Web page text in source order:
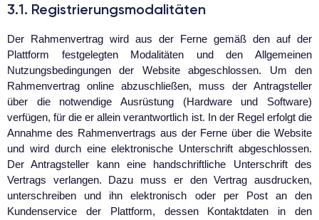
3.1. Registrierungsmodalitäten
Der Rahmenvertrag wird aus der Ferne gemäß den auf der
Plattform festgelegten Modalitäten und den Allgemeinen
Nutzungsbedingungen der Website abgeschlossen. Um den
Rahmenvertrag online abzuschließen, muss der Antragsteller
über die notwendige Ausrüstung (Hardware und Software)
verfügen, für die er allein verantwortlich ist. In der Regel erfolgt die
Annahme des Rahmenvertrags aus der Ferne über die Website
und wird durch eine elektronische Unterschrift abgeschlossen.
Der Antragsteller kann eine handschriftliche Unterschrift des
Vertrags verlangen. Dazu muss er den Vertrag ausdrucken,
unterschreiben und ihn elektronisch oder per Post an den
Kundenservice der Plattform, dessen Kontaktdaten in den